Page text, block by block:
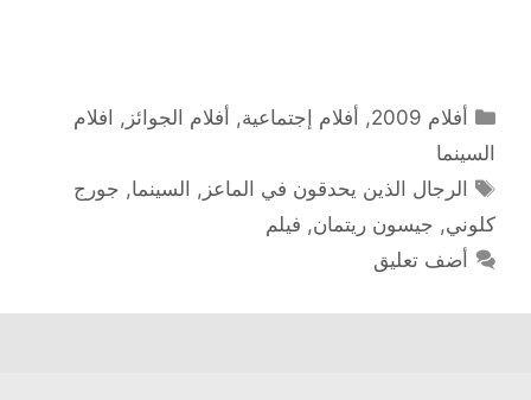
التصنيفات
أفلام 2009 , أفلام إجتماعية, أفلام الجوائز , افلام
السينما
الوسوم
الرجال الذين يحدقون في الماعز , السينما, جورج
كلوني, جيسون ريتمان, فيلم
أضف تعليق